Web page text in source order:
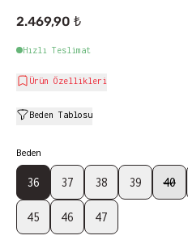
2.469,90 ₺
Hızlı Teslimat
Ürün Özellikleri
Beden Tablosu
Beden
36 37 38 39 40
45 46 47